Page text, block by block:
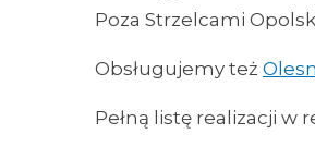
Poza Strzelcami
Obsługujemy też
Pełną listę realizacji w